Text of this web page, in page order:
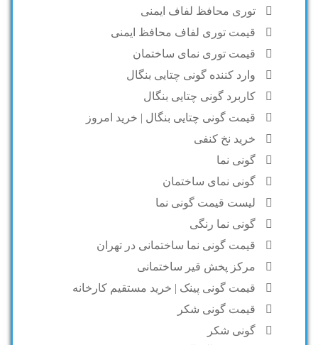
توری محافظ لفاف ایمنی
قیمت توری لفاف محافظ ایمنی
قیمت توری نمای ساختمان
وارد کننده گونی چتایی بنگال
کاربرد گونی چتایی بنگال
قیمت گونی چتایی بنگال | خرید امروز
خرید نخ کنفی
گونی نما
گونی نمای ساختمان
لیست قیمت گونی نما
گونی نما رنگی
قیمت گونی نما ساختمانی در تهران
مرکز پخش قیر ساختمانی
قیمت گونی پینک | خرید مستقیم کارخانه
قیمت گونی شکر
گونی شکر